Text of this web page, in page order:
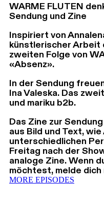
WARME FLUTEN
Sendung und Zine
Inspiriert von
künstlerischer Arbeit
zweiten Folge von
«Absenz».
In der Sendung
Ina Valeska. Das
und mariku b2b.
Das Zine zur
aus Bild und Text,
unterschiedlichen
Freitag nach der
analoge Zine. Wenn
möchtest, melde dich
MORE EPISODES